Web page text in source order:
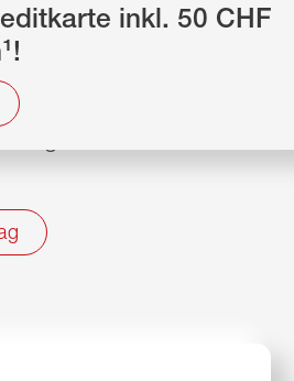
inkl. 50 CHF
und 50 Franken
ideale Ergänzung
top. Damit